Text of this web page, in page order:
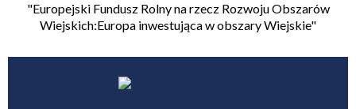
"Europejski Fundusz Rolny na rzecz Rozwoju Obszarów
Wiejskich:Europa inwestująca w obszary Wiejskie"